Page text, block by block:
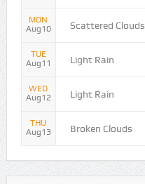
MON
Aug10
Scattered Clouds
TUE
Aug11
Light Rain
WED
Aug12
Light Rain
THU
Aug13
Broken Clouds